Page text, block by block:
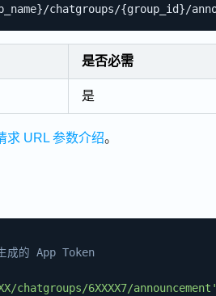
是否必需
是
求 URL 参数介绍。
成的 App Token
chatgroups/6XXXX7/announcement'